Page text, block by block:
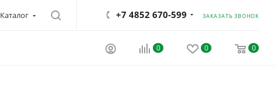
Каталог +7 4852 670-599 ЗАКАЗАТЬ ЗВОНОК
0 0 0